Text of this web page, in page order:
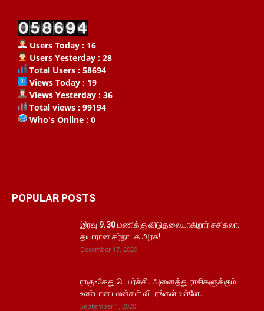
Users Today : 16
Users Yesterday : 28
Total Users : 58694
Views Today : 19
Views Yesterday : 36
Total views : 99194
Who's Online : 0
POPULAR POSTS
இரவு 9.30 மணிக்கு விடுதலையாகிறார் சசிகலா:
தயாரான கர்நாடக அரசு!
December 17, 2020
ராகு-கேது பெயர்ச்சி..அனைத்து ராசிகளுக்கும்
உண்டான பலன்கள் விபரங்கள் உள்ளே..
September 1, 2020